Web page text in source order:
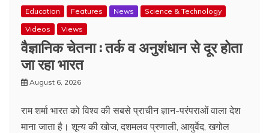
Education Features News
Science & Technology
Videos
Views
वैज्ञानिक चेतना : तर्क व अनुशंधान से दूर होता
जा रहा भारत
August 6, 2026
राम शर्मा भारत को विश्व की सबसे प्राचीन ज्ञान-परंपराओं वाला देश
माना जाता है। शून्य की खोज, दशमलव प्रणाली, आयुर्वेद, खगोल